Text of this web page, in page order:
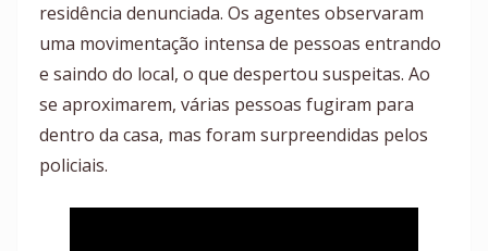
residência denunciada. Os agentes observaram
uma movimentação intensa de pessoas entrando
e saindo do local, o que despertou suspeitas. Ao
se aproximarem, várias pessoas fugiram para
dentro da casa, mas foram surpreendidas pelos
policiais.